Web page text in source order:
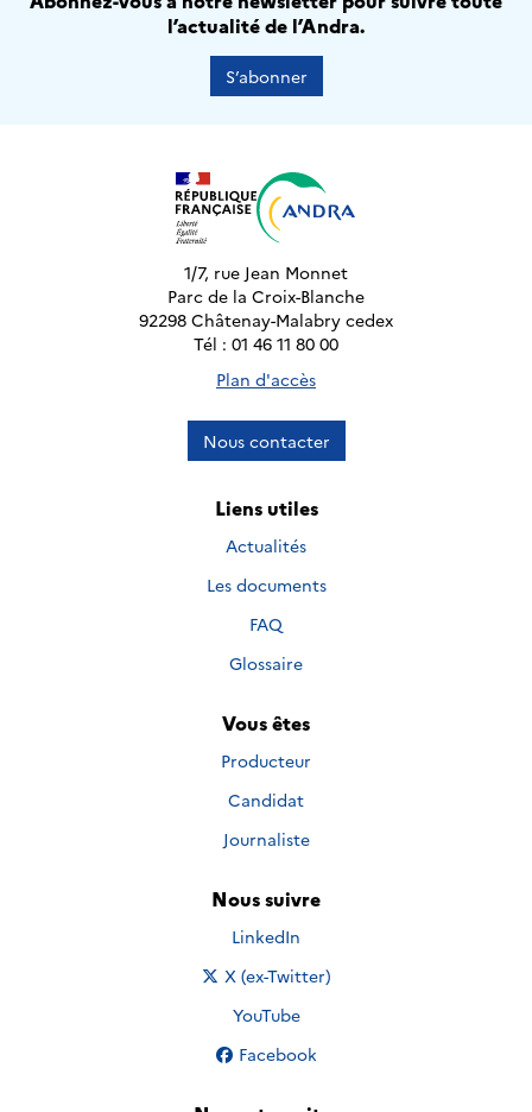
l’actualité de l’Andra.
S’abonner
1/7, rue Jean Monnet
Parc de la Croix-Blanche
92298 Châtenay-Malabry cedex
Tél : 01 46 11 80 00
Plan d'accès
Nous contacter
Liens utiles
Actualités
Les documents
FAQ
Glossaire
Vous êtes
Producteur
Candidat
Journaliste
Nous suivre
Nous suivre sur
LinkedIn
Nous suivre sur
X (ex-Twitter)
Nous suivre sur
YouTube
Nous suivre sur
Facebook